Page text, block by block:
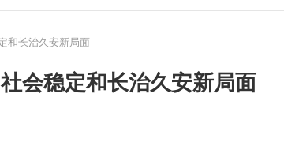
和长治久安新局面
会稳定和长治久安新局面